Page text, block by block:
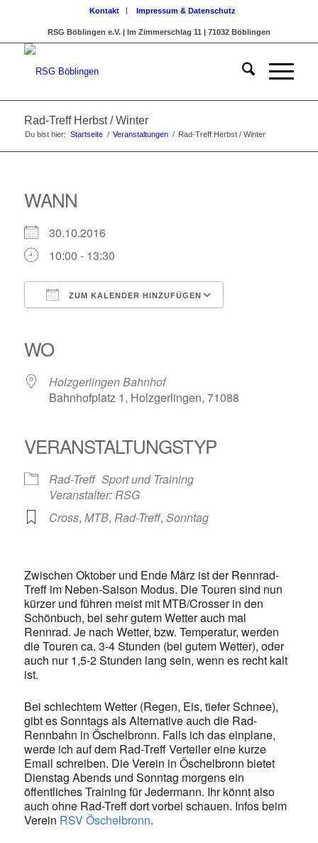
Kontakt Impressum & Datenschutz
RSG Böblingen e.V. | Im Zimmerschlag 11 | 71032 Böblingen
Rad-Treff Herbst / Winter
Du bist hier: Startseite / Veranstaltungen / Rad-Treff Herbst / Winter
WANN
30.10.2016
10:00 - 13:30
ZUM KALENDER HINZUFÜGEN
WO
Holzgerlingen Bahnhof
Bahnhofplatz 1, Holzgerlingen, 71088
VERANSTALTUNGSTYP
Rad-Treff Sport und Training
Veranstalter: RSG
Cross, MTB, Rad-Treff, Sonntag
Zwischen Oktober und Ende März ist der Rennrad-
Treff im Neben-Saison Modus. Die Touren sind nun
kürzer und führen meist mit MTB/Crosser in den
Schönbuch, bei sehr gutem Wetter auch mal
Rennrad. Je nach Wetter, bzw. Temperatur, werden
die Touren ca. 3-4 Stunden (bei gutem Wetter), oder
auch nur 1,5-2 Stunden lang sein, wenn es recht kalt
ist.
Bei schlechtem Wetter (Regen, Eis, tiefer Schnee),
gibt es Sonntags als Alternative auch die Rad-
Rennbahn in Öschelbronn. Falls ich das einplane,
werde ich auf dem Rad-Treff Verteiler eine kurze
Email schreiben. Die Verein in Öschelbronn bietet
Dienstag Abends und Sonntag morgens ein
öffentliches Training für Jedermann. Ihr könnt also
auch ohne Rad-Treff dort vorbei schauen. Infos beim
Verein RSV Öschelbronn.